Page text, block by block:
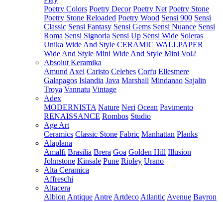
Poetry Colors Poetry Decor Poetry Net Poetry Stone
Poetry Stone Reloaded Poetry Wood Sensi 900 Sensi
Classic Sensi Fantasy Sensi Gems Sensi Nuance Sensi
Roma Sensi Signoria Sensi Up Sensi Wide Soleras
Unika Wide And Style CERAMIC WALLPAPER
Wide And Style Mini Wide And Style Mini Vol2
Absolut Keramika
Amund Axel Caristo Celebes Corfu Ellesmere
Galapagos Islandia Java Marshall Mindanao Sajalin
Troya Vannatu Vintage
Adex
MODERNISTA Nature Neri Ocean Pavimento
RENAISSANCE Rombos Studio
Age Art
Ceramics Classic Stone Fabric Manhattan Planks
Alaplana
Amalfi Brasilia Brera Goa Golden Hill Illusion
Johnstone Kinsale Pune Ripley Urano
Alta Ceramica
Affreschi
Altacera
Albion Antique Antre Artdeco Atlantic Avenue Bayron